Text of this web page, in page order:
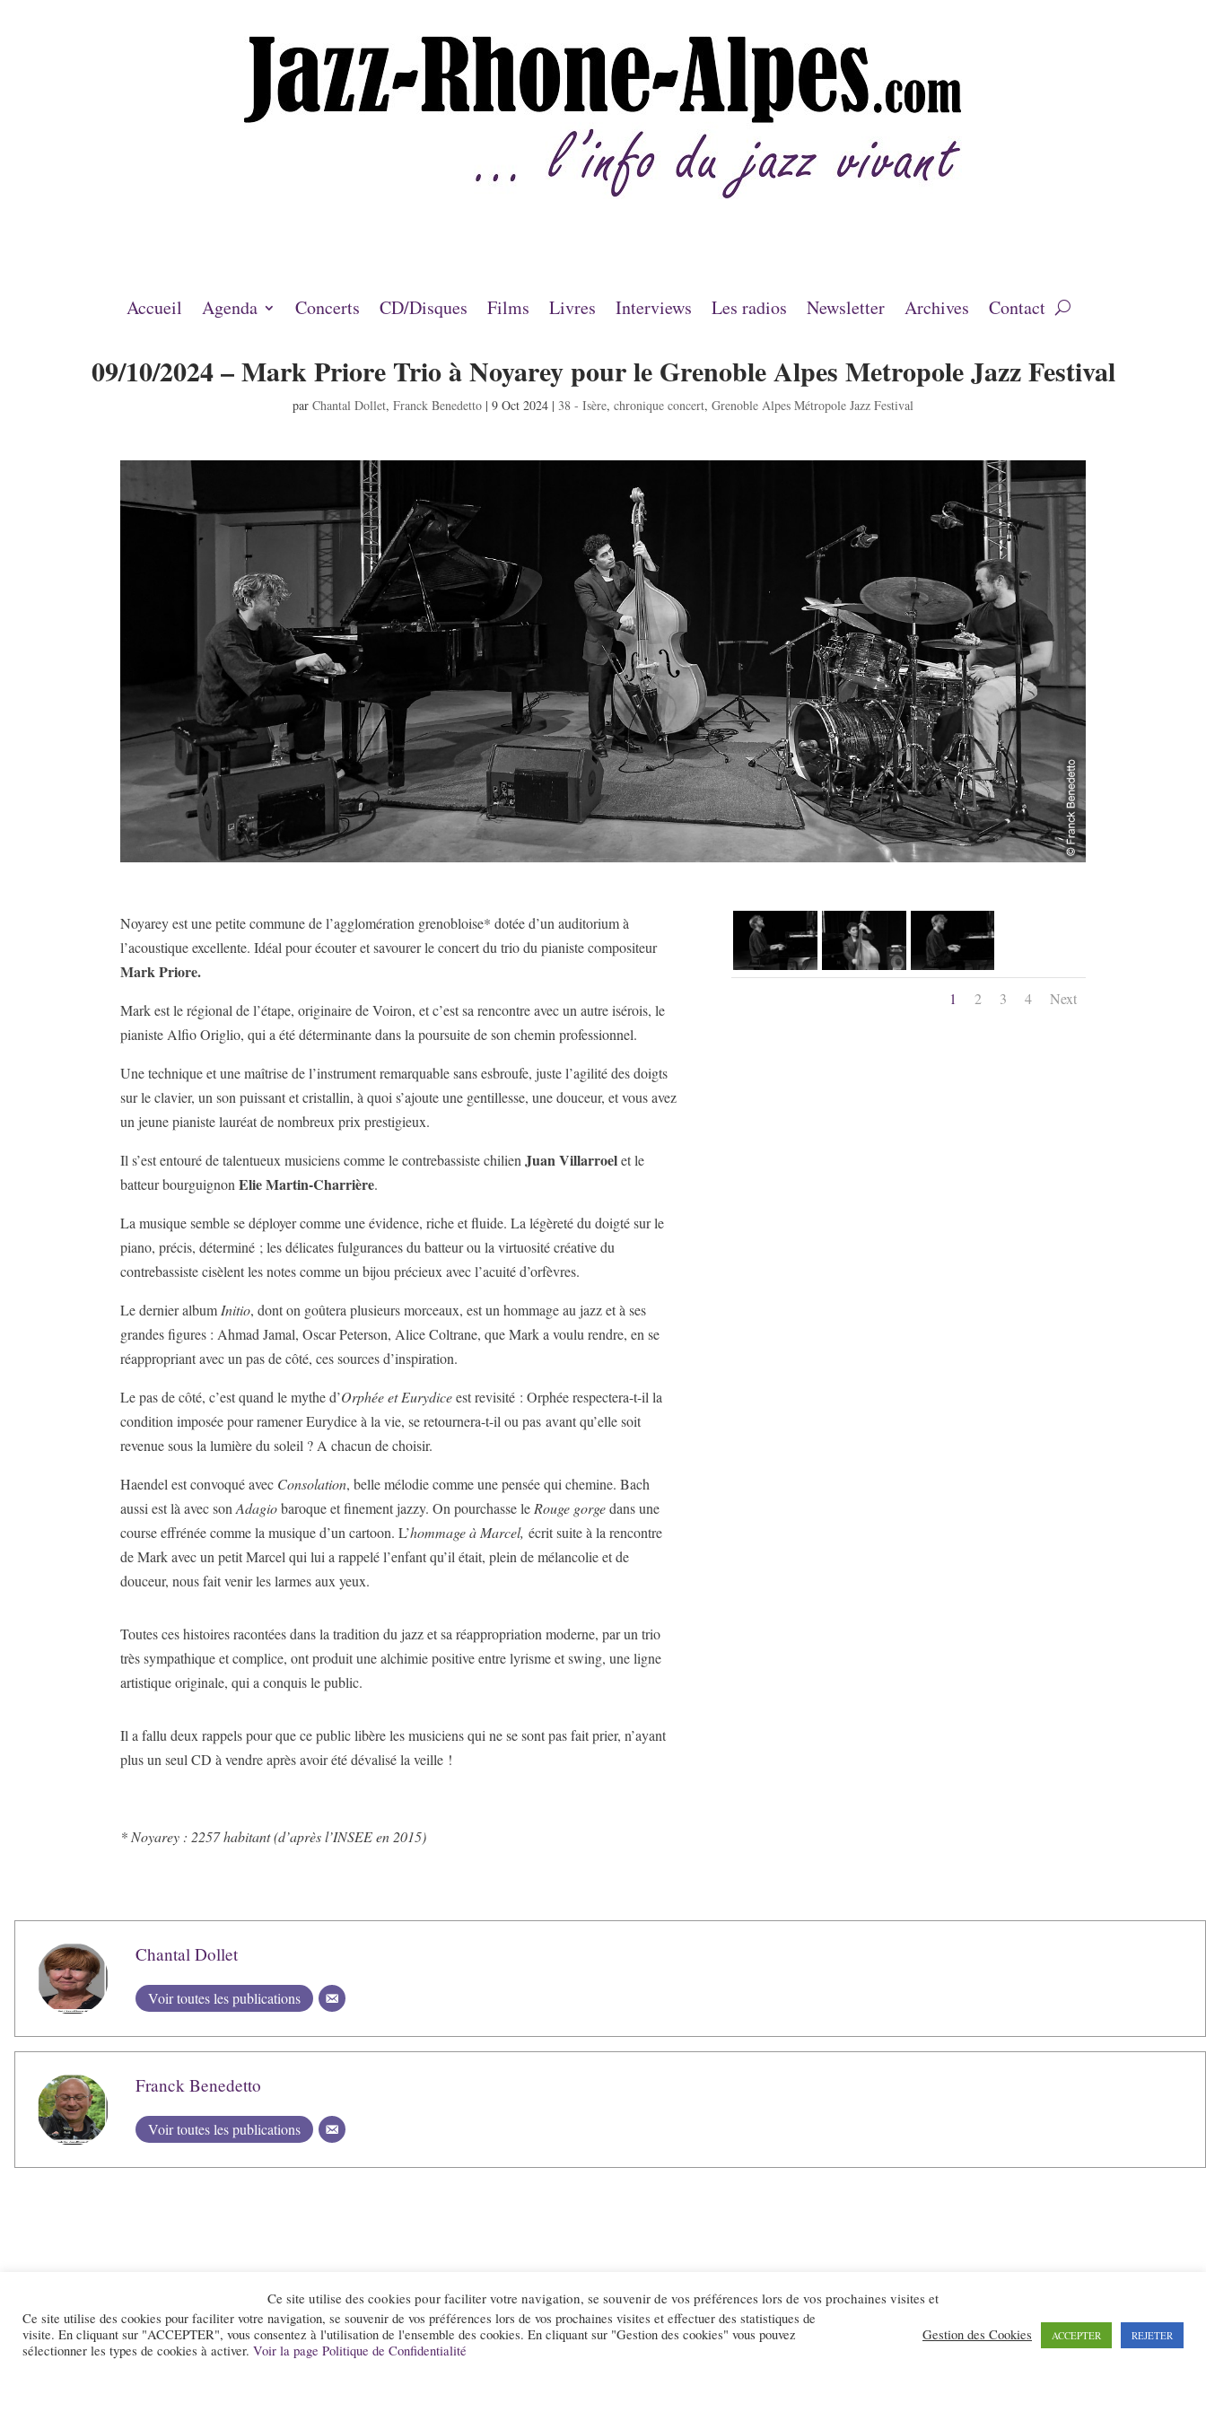
Accueil Agenda Concerts CD/Disques Films Livres Interviews Les radios Newsletter Archives Contact
09/10/2024 – Mark Priore Trio à Noyarey pour le Grenoble Alpes Metropole Jazz Festival
par Chantal Dollet, Franck Benedetto | 9 Oct 2024 | 38 - Isère, chronique concert, Grenoble Alpes Métropole Jazz Festival
Noyarey est une petite commune de l’agglomération grenobloise* dotée d’un auditorium à
l’acoustique excellente. Idéal pour écouter et savourer le concert du trio du pianiste compositeur
Mark Priore.
Mark est le régional de l’étape, originaire de Voiron, et c’est sa rencontre avec un autre isérois, le
pianiste Alfio Origlio, qui a été déterminante dans la poursuite de son chemin professionnel.
Une technique et une maîtrise de l’instrument remarquable sans esbroufe, juste l’agilité des doigts
sur le clavier, un son puissant et cristallin, à quoi s’ajoute une gentillesse, une douceur, et vous avez
un jeune pianiste lauréat de nombreux prix prestigieux.
Il s’est entouré de talentueux musiciens comme le contrebassiste chilienJuan Villarroelet le
batteur bourguignonElie Martin-Charrière.
La musique semble se déployer comme une évidence, riche et fluide. La légèreté du doigté sur le
piano, précis, déterminé ; les délicates fulgurances du batteur ou la virtuosité créative du
contrebassiste cisèlent les notes comme un bijou précieux avec l’acuité d’orfèvres.
Le dernier album Initio, dont on goûtera plusieurs morceaux, est un hommage au jazz et à ses
grandes figures : Ahmad Jamal, Oscar Peterson, Alice Coltrane, que Mark a voulu rendre, en se
réappropriant avec un pas de côté, ces sources d’inspiration.
Le pas de côté, c’est quand le mythe d’Orphée et Eurydiceest revisité : Orphée respectera-t-il la
condition imposée pour ramener Eurydice à la vie, se retournera-t-il ou pas avant qu’elle soit
revenue sous la lumière du soleil ? A chacun de choisir.
Haendel est convoqué avec Consolation, belle mélodie comme une pensée qui chemine. Bach
aussi est là avec sonAdagiobaroque et finement jazzy. On pourchasse le Rouge gorgedans une
course effrénée comme la musique d’un cartoon. L’hommage à Marcel,écrit suite à la rencontre
de Mark avec un petit Marcel qui lui a rappelé l’enfant qu’il était, plein de mélancolie et de
douceur, nous fait venir les larmes aux yeux.
Toutes ces histoires racontées dans la tradition du jazz et sa réappropriation moderne, par un trio
très sympathique et complice, ont produit une alchimie positive entre lyrisme et swing, une ligne
artistique originale, qui a conquis le public.
Il a fallu deux rappels pour que ce public libère les musiciens qui ne se sont pas fait prier, n’ayant
plus un seul CD à vendre après avoir été dévalisé la veille !
* Noyarey : 2257 habitant (d’après l’INSEE en 2015)
1 2 3 4 Next
Chantal Dollet
Voir toutes les publications
Franck Benedetto
Voir toutes les publications
Accueil Contact Mentions légales Cookies Politique de confidentialité
Ce site utilise des cookies pour faciliter votre navigation, se souvenir de vos préférences lors de vos prochaines visites et
Ce site utilise des cookies pour faciliter votre navigation, se souvenir de vos préférences lors de vos prochaines visites et effectuer des statistiques de
visite. En cliquant sur "ACCEPTER", vous consentez à l'utilisation de l'ensemble des cookies. En cliquant sur "Gestion des cookies" vous pouvez
sélectionner les types de cookies à activer. Voir la page Politique de Confidentialité
Gestion des Cookies ACCEPTER REJETER